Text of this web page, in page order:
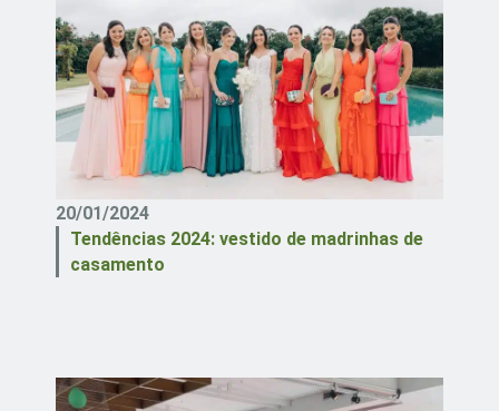
20/01/2024
Tendências 2024: vestido de madrinhas de
casamento